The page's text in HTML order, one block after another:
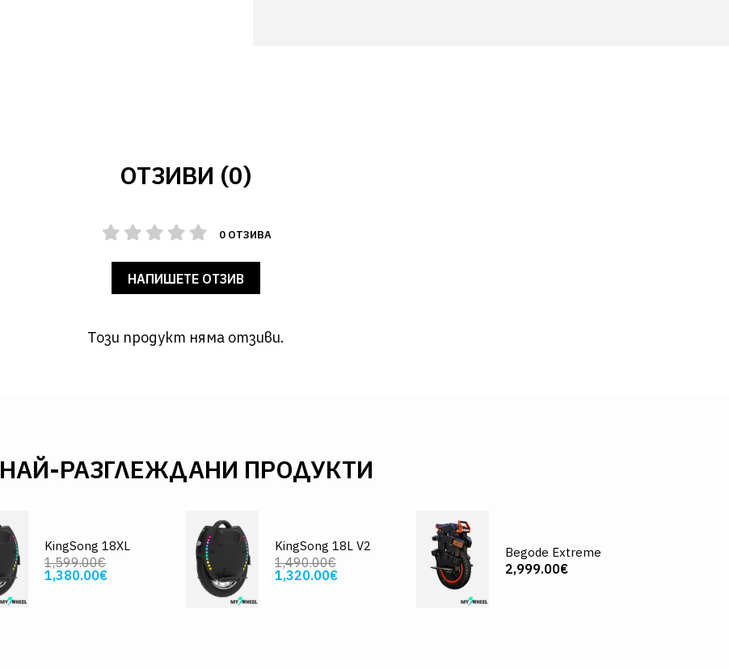
ОТЗИВИ (0)
0 ОТЗИВА
НАПИШЕТЕ ОТЗИВ
Този продукт няма отзиви.
НАЙ-РАЗГЛЕЖДАНИ ПРОДУКТИ
KingSong 18XL
1,599.00€
1,380.00€
KingSong 18L V2
1,490.00€
1,320.00€
Begode Extreme
2,999.00€